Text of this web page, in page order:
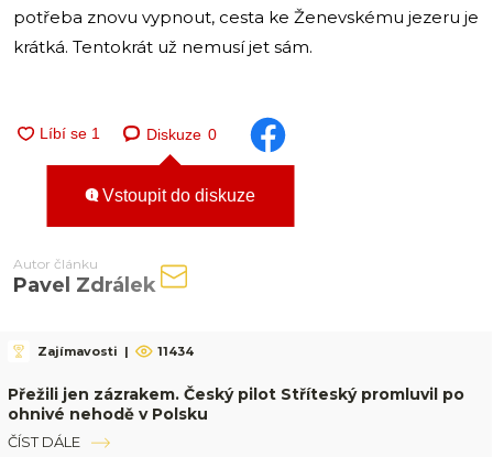
potřeba znovu vypnout, cesta ke Ženevskému jezeru je
krátká. Tentokrát už nemusí jet sám.
Diskuze 0
Vstoupit do diskuze
Autor článku
Pavel Zdrálek
Zajímavosti | 11434
Přežili jen zázrakem. Český pilot Stříteský promluvil po
ohnivé nehodě v Polsku
ČÍST DÁLE